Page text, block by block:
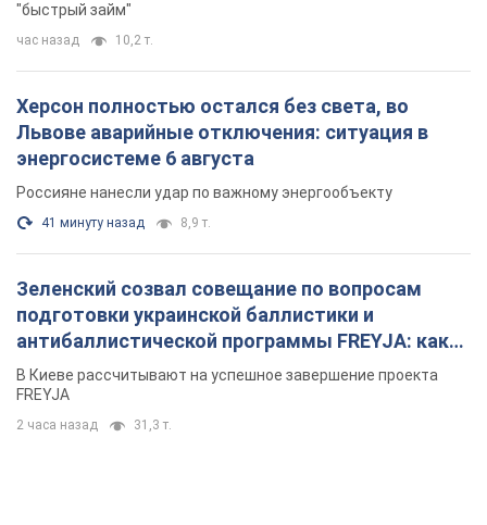
подготовки украинской баллистики и
антибаллистической программы FREYJA: какие
В Киеве рассчитывают на успешное завершение проекта
2 часа назад 31,3 т.